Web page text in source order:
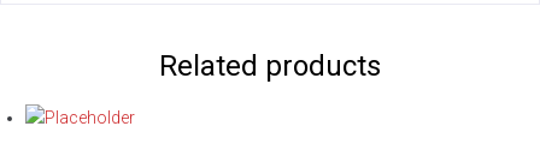
Related products